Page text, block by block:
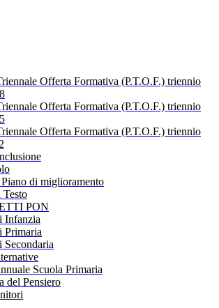
Offerta Formativa (P.T.O.F.) triennio
Offerta Formativa (P.T.O.F.) triennio
Offerta Formativa (P.T.O.F.) triennio
di miglioramento
PON
Infanzia
Primaria
Secondaria
Scuola Primaria
del Pensiero